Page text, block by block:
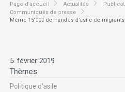
Page d’accueil Actualités
Communiqués de presse
Même 15’000 demandes d’asile de
5. février 2019
Thèmes
Politique d’asile